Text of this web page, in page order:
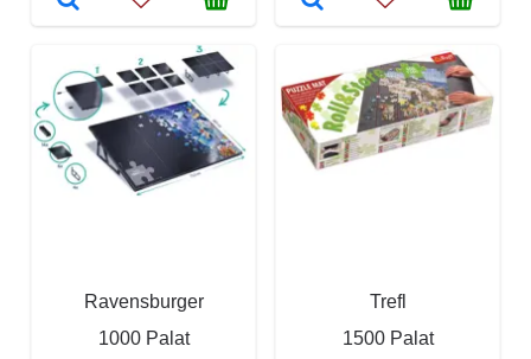
Ravensburger
1000 Palat
Trefl
1500 Palat